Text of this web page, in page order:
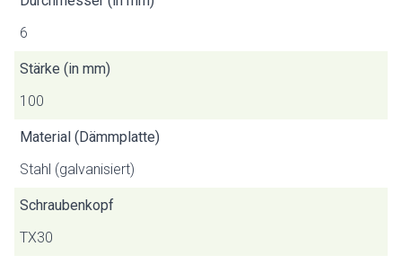
6
Stärke (in mm)
100
Material (Dämmplatte)
Stahl (galvanisiert)
Schraubenkopf
TX30